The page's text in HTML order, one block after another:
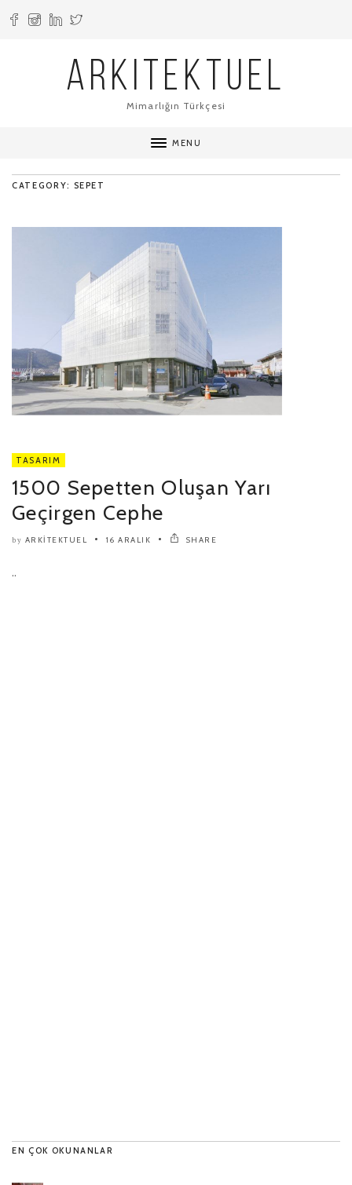
ARKITEKTUEL
Mimarlığın Türkçesi
MENU
CATEGORY: SEPET
TASARIM
1500 Sepetten Oluşan Yarı
Geçirgen Cephe
by ARKITEKTUEL 16 ARALIK SHARE
..
EN ÇOK OKUNANLAR